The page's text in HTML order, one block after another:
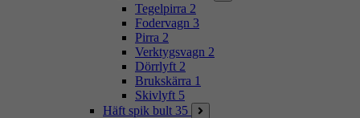
Tegelpirra 2
Fodervagn 3
Pirra 2
Verktygsvagn 2
Dörrlyft 2
Brukskärra 1
Skivlyft 5
Häft spik bult 35